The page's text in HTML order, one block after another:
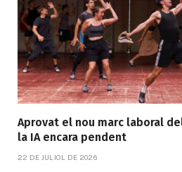
Aprovat el nou marc laboral
la IA encara pendent
22 DE JULIOL DE 2026